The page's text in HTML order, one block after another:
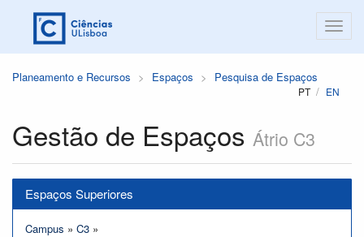
Planeamento e Recursos Espaços Pesquisa de Espaços
PT EN
Gestão de Espaços Átrio C3
Espaços Superiores
Campus » C3 »